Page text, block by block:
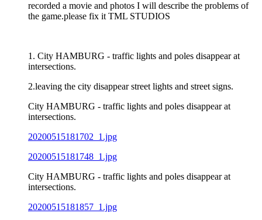
recorded a movie and photos I will describe the problems of
the game.please fix it TML STUDIOS
1. City HAMBURG - traffic lights and poles disappear at
intersections.
2.leaving the city disappear street lights and street signs.
City HAMBURG - traffic lights and poles disappear at
intersections.
20200515181702_1.jpg
20200515181748_1.jpg
City HAMBURG - traffic lights and poles disappear at
intersections.
20200515181857_1.jpg